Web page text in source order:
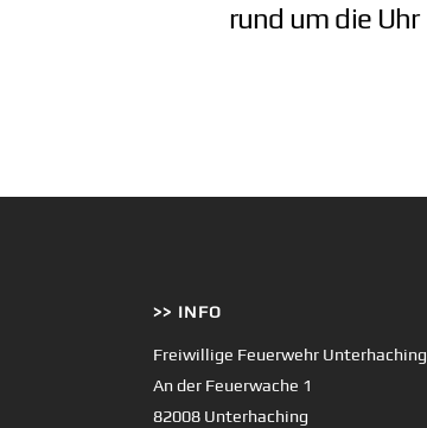
rund um die Uhr
>> INFO
Freiwillige Feuerwehr Unterhaching
An der Feuerwache 1
82008 Unterhaching